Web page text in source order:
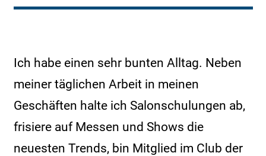
Ich habe einen sehr bunten Alltag. Neben
meiner täglichen Arbeit in meinen
Geschäften halte ich Salonschulungen ab,
frisiere auf Messen und Shows die
neuesten Trends, bin Mitglied im Club der